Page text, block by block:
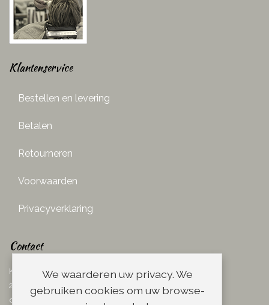
We waarderen uw privacy. We
gebruiken cookies om uw browse-
Klantenservice
Bestellen en levering
Betalen
Retourneren
Voorwaarden
Privacyverklaring
Contact
Ketelboetersteeg 29
2311 TN Leiden
dins. - vrij. 08.00 - 17.00 uur